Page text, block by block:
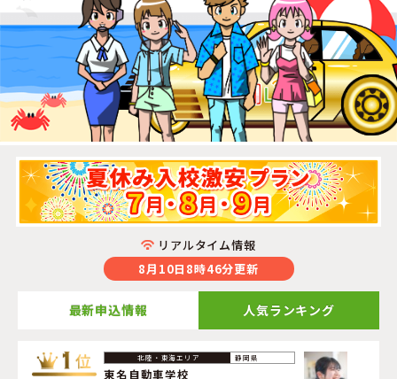
リアルタイム情報
8月10日8時46分更新
最新申込情報
2026年8月10日
旅行に興味のある大学生が静岡県・
東名自動車学校に申し
人気ランキング
静岡県
東名自動車学校